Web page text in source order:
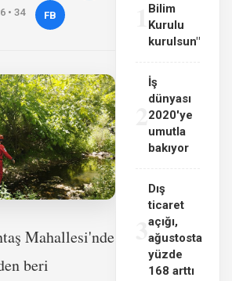
• 34
FB
Mahallesi'nde
beri
Bilim
Kurulu
kurulsun"
İş
dünyası
2020'ye
umutla
bakıyor
3
Dış
ticaret
açığı,
ağustosta
yüzde
168 arttı